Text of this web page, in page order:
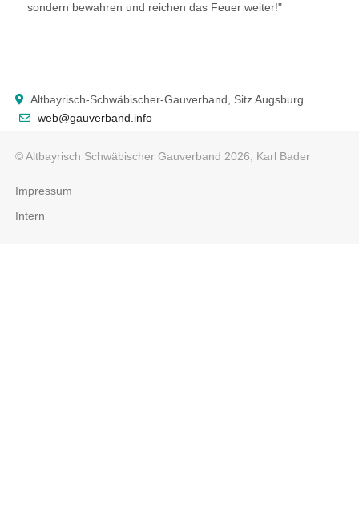
sondern bewahren und reichen das Feuer weiter!"
Altbayrisch-Schwäbischer-Gauverband, Sitz Augsburg
web@gauverband.info
© Altbayrisch Schwäbischer Gauverband 2026, Karl Bader
Impressum
Intern